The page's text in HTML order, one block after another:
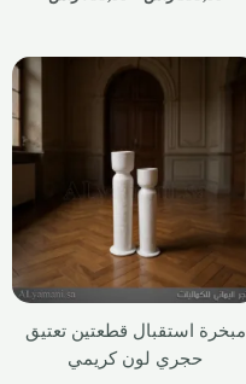
مبخرة استقبال قطعتين تعتيق
حجري لون كريمي